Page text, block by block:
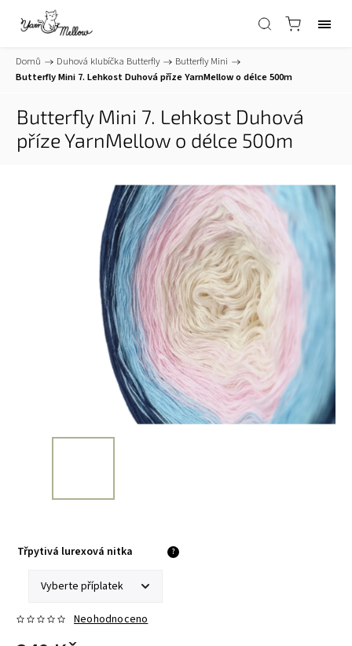
Domů / Duhová klubíčka Butterfly / Butterfly Mini /
Butterfly Mini 7. Lehkost Duhová příze YarnMellow o délce 500m
Butterfly Mini 7. Lehkost Duhová
příze YarnMellow o délce 500m
Třpytivá lurexová nitka ?
Neohodnoceno